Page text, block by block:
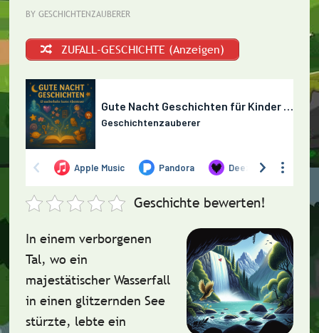
BY GESCHICHTENZAUBERER
ZUFALL-GESCHICHTE (Anzeigen)
Geschichte bewerten!
In einem verborgenen
Tal, wo ein
majestätischer Wasserfall
in einen glitzernden See
stürzte, lebte ein